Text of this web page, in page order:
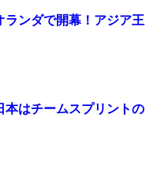
ランダで開幕！アジア王
本はチームスプリントの